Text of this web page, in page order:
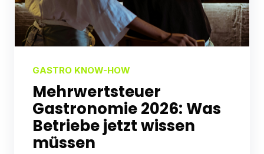
GASTRO KNOW-HOW
Mehrwert­steuer
Gastronomie 2026: Was
Betriebe jetzt wissen
müssen